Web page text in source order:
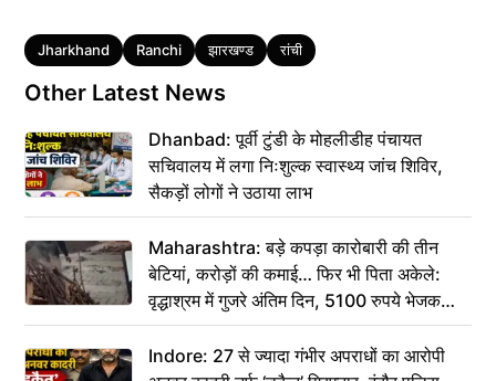
Tags
Jharkhand Ranchi झारखण्ड रांची
Other Latest News
Dhanbad: पूर्वी टुंडी के मोहलीडीह पंचायत
सचिवालय में लगा निःशुल्क स्वास्थ्य जांच शिविर,
सैकड़ों लोगों ने उठाया लाभ
Maharashtra: बड़े कपड़ा कारोबारी की तीन
बेटियां, करोड़ों की कमाई… फिर भी पिता अकेले:
वृद्धाश्रम में गुजरे अंतिम दिन, 5100 रुपये भेजकर
कहा– अंतिम संस्कार कर दीजिए हम नहीं आ पाएंगे
Indore: 27 से ज्यादा गंभीर अपराधों का आरोपी